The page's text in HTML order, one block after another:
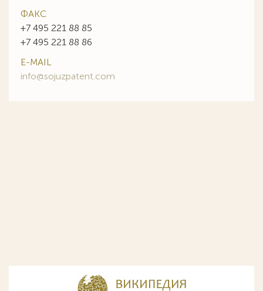
ФАКС
+7 495 221 88 85
+7 495 221 88 86
E-MAIL
info@sojuzpatent.com